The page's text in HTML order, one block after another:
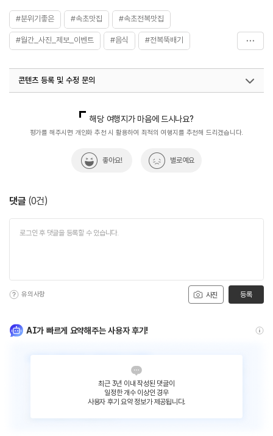
#분위기좋은 #속초맛집 #속초전복맛집
#월간_사진_제보_이벤트 #음식 #전복뚝배기
콘텐츠 등록 및 수정 문의
열린관광콘텐츠팀(열린관광-모두의여행)
033-738-3425
해당 여행지가 마음에 드시나요?
평가를 해주시면 개인화 추천 시 활용하여 최적의 여행지를 추천해 드리겠습니다.
좋아요! 별로예요
댓글 (0건)
사진
유의사항 등록
AI가 빠르게 요약해주는 사용자 후기!
최근 3년 이내 작성된 댓글이
일정한 개수 이상인 경우
사용자 후기 요약 정보가 제공됩니다.